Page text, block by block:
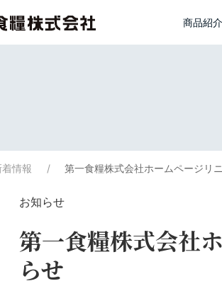
商品紹介
着情報 第一食糧株式会社ホームページリ
お知らせ
第一食糧株式会社
らせ